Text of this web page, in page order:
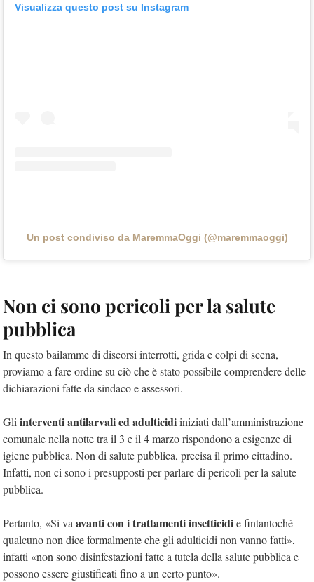
Visualizza questo post su Instagram
Un post condiviso da MaremmaOggi (@maremmaoggi)
Non ci sono pericoli per la salute
pubblica
In questo bailamme di discorsi interrotti, grida e colpi di scena,
proviamo a fare ordine su ciò che è stato possibile comprendere delle
dichiarazioni fatte da sindaco e assessori.
Gliinterventi antilarvali ed adulticidiiniziati dall’amministrazione
comunale nella notte tra il 3 e il 4 marzo rispondono a esigenze di
igiene pubblica. Non di salute pubblica, precisa il primo cittadino.
Infatti, non ci sono i presupposti per parlare di pericoli per la salute
pubblica.
Pertanto, «Si vaavanti con i trattamenti insetticidie fintantoché
qualcuno non dice formalmente che gli adulticidi non vanno fatti»,
infatti «non sono disinfestazioni fatte a tutela della salute pubblica e
possono essere giustificati fino a un certo punto».